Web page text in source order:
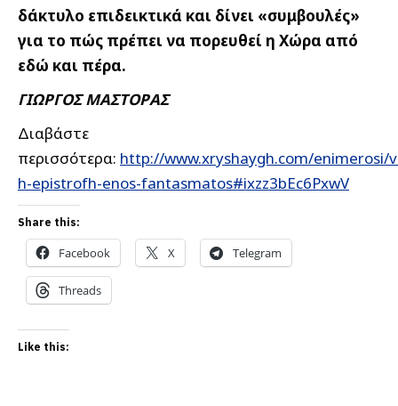
δάκτυλο επιδεικτικά και δίνει «συμβουλές»
για το πώς πρέπει να πορευθεί η Χώρα από
εδώ και πέρα.
ΓΙΩΡΓΟΣ ΜΑΣΤΟΡΑΣ
Διαβάστε
περισσότερα: http://www.xryshaygh.com/enimerosi/
h-epistrofh-enos-fantasmatos#ixzz3bEc6PxwV
Share this:
Facebook X Telegram
Threads
Like this: